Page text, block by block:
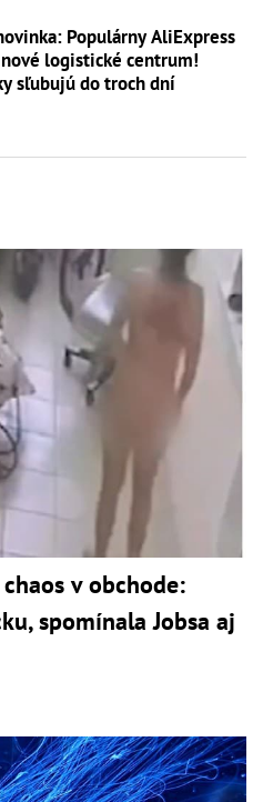
Populárny AliExpress
logistické centrum!
sľubujú do troch dní
v obchode:
spomínala Jobsa aj